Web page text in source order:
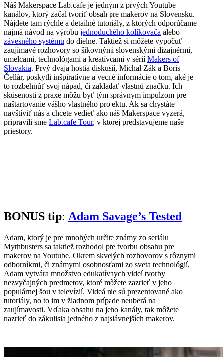
Náš Makerspace Lab.cafe je jedným z prvých Youtube
kanálov, ktorý začal tvoriť obsah pre makerov na Slovensku.
Nájdete tam rýchle a detailné tutoriály, z ktorých odporúčame
najmä návod na výrobu jednoduchého kolíkovača alebo
závesného systému do dielne. Taktiež si môžete vypočuť
zaujímavé rozhovory so šikovnými slovenskými dizajnérmi,
umelcami, technológami a kreatívcami v sériíMakers of
Slovakia. Prvý dvaja hostia diskusií, Michal Zák a Boris
Čellár, poskytli inšpiratívne a vecné informácie o tom, aké je
to rozbehnúť svoj nápad, či zakladať vlastnú značku. Ich
skúsenosti z praxe môžu byť tým správnym impulzom pre
naštartovanie vášho vlastného projektu. Ak sa chystáte
navštíviť nás a chcete vedieť ako náš Makerspace vyzerá,
pripravili sme Lab.cafe Tour, v ktorej predstavujeme naše
priestory.
BONUS tip: Adam Savage’s Tested
Adam, ktorý je pre mnohých určite známy zo seriálu
Mythbusters sa taktiež rozhodol pre tvorbu obsahu pre
makerov na Youtube. Okrem skvelých rozhovorov s rôznymi
odborníkmi, či známymi osobnosťami zo sveta technológií,
Adam vytvára množstvo edukatívnych videí tvorby
nezvyčajných predmetov, ktoré môžete zazrieť v jeho
populárnej šou v televízií. Videá nie sú prezentované ako
tutoriály, no to im v žiadnom prípade neuberá na
zaujímavosti. Vďaka obsahu na jeho kanály, tak môžete
nazrieť do zákulisia jedného z najslávnejších makerov.